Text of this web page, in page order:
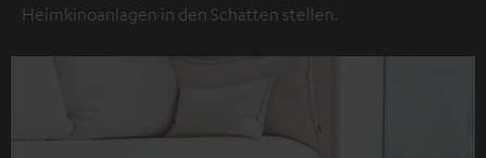
Heimkinoanlagen in den Schatten stellen.